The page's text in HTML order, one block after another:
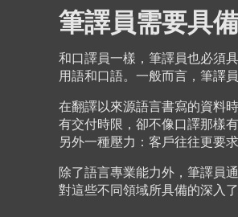
筆譯員需要具
和口譯員一樣，筆譯員也必須
用語和口語。一般而言，筆譯
在翻譯以來源語言書寫的資料
有交付時限，卻不像口譯那樣
另外一種壓力：客戶往往更要
除了語言專業能力外，筆譯員
對這些不同領域所具備的深入